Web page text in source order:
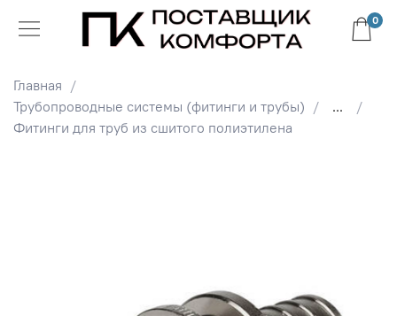
0
Главная
Трубопроводные системы (фитинги и трубы)
...
Фитинги для труб из сшитого полиэтилена